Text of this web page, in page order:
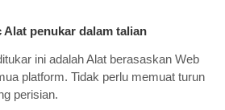
Alat penukar dalam talian
ini adalah Alat berasaskan Web
platform. Tidak perlu memuat turun
perisian.